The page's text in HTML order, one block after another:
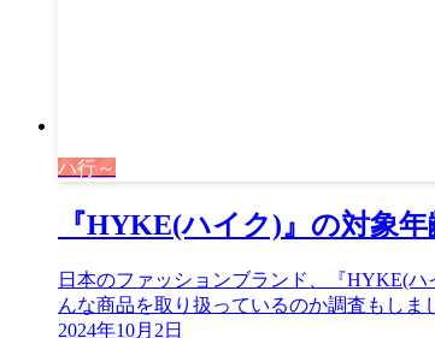
ハ行～
『HYKE(ハイク)』の対象
日本のファッションブランド、『HYKE(
んな商品を取り扱っているのか調査もし
2024年10月2日